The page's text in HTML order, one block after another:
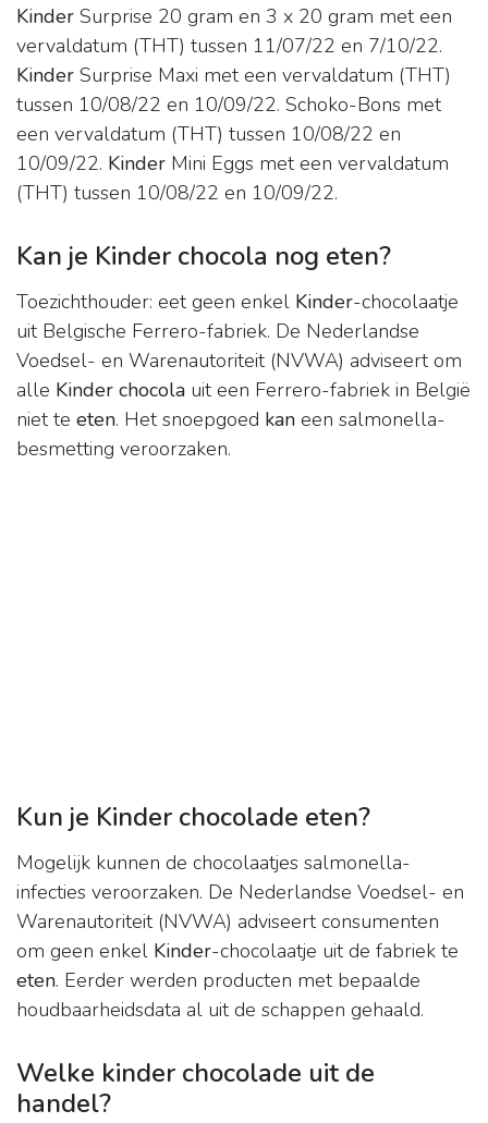
Kinder Surprise 20 gram en 3 x 20 gram met een
vervaldatum (THT) tussen 11/07/22 en 7/10/22.
Kinder Surprise Maxi met een vervaldatum (THT)
tussen 10/08/22 en 10/09/22. Schoko-Bons met
een vervaldatum (THT) tussen 10/08/22 en
10/09/22. Kinder Mini Eggs met een vervaldatum
(THT) tussen 10/08/22 en 10/09/22.
Kan je Kinder chocola nog eten?
Toezichthouder: eet geen enkel Kinder-chocolaatje
uit Belgische Ferrero-fabriek. De Nederlandse
Voedsel- en Warenautoriteit (NVWA) adviseert om
alle Kinder chocola uit een Ferrero-fabriek in België
niet te eten. Het snoepgoed kan een salmonella-
besmetting veroorzaken.
Kun je Kinder chocolade eten?
Mogelijk kunnen de chocolaatjes salmonella-
infecties veroorzaken. De Nederlandse Voedsel- en
Warenautoriteit (NVWA) adviseert consumenten
om geen enkel Kinder-chocolaatje uit de fabriek te
eten. Eerder werden producten met bepaalde
houdbaarheidsdata al uit de schappen gehaald.
Welke kinder chocolade uit de
handel?